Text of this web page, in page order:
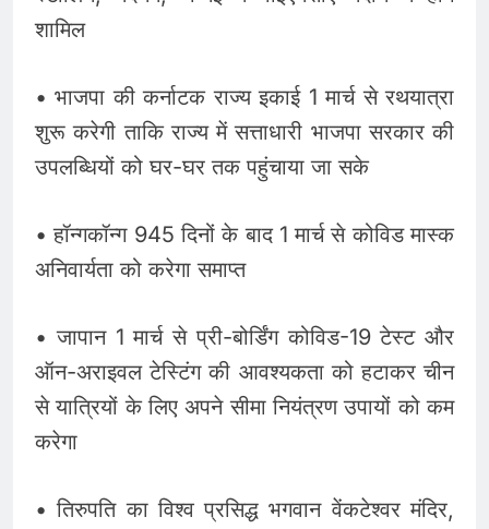
शामिल
• भाजपा की कर्नाटक राज्य इकाई 1 मार्च से रथयात्रा
शुरू करेगी ताकि राज्य में सत्ताधारी भाजपा सरकार की
उपलब्धियों को घर-घर तक पहुंचाया जा सके
• हॉन्गकॉन्ग 945 दिनों के बाद 1 मार्च से कोविड मास्क
अनिवार्यता को करेगा समाप्त
• जापान 1 मार्च से प्री-बोर्डिंग कोविड-19 टेस्ट और
ऑन-अराइवल टेस्टिंग की आवश्यकता को हटाकर चीन
से यात्रियों के लिए अपने सीमा नियंत्रण उपायों को कम
करेगा
• तिरुपति का विश्व प्रसिद्ध भगवान वेंकटेश्वर मंदिर,